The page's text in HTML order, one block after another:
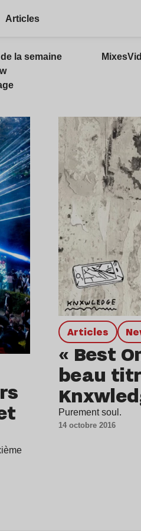
Articles
la semaine
Mixes
Articles
« Best
beau
Purement soul.
14 octobre 2016